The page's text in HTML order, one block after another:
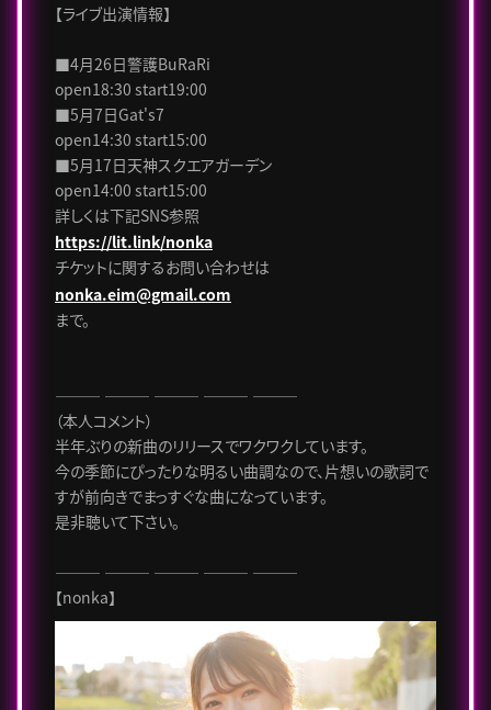
【ライブ出演情報】
■4月26日警護BuRaRi
open18:30 start19:00
■5月7日Gat's7
open14:30 start15:00
■5月17日天神スクエアガーデン
open14:00 start15:00
詳しくは下記SNS参照
https://lit.link/nonka
チケットに関するお問い合わせは
nonka.eim@gmail.com
まで。
――― ――― ――― ――― ―――
（本人コメント）
半年ぶりの新曲のリリースでワクワクしています。
今の季節にぴったりな明るい曲調なので、片想いの歌詞で
すが前向きでまっすぐな曲になっています。
是非聴いて下さい。
――― ――― ――― ――― ―――
【nonka】